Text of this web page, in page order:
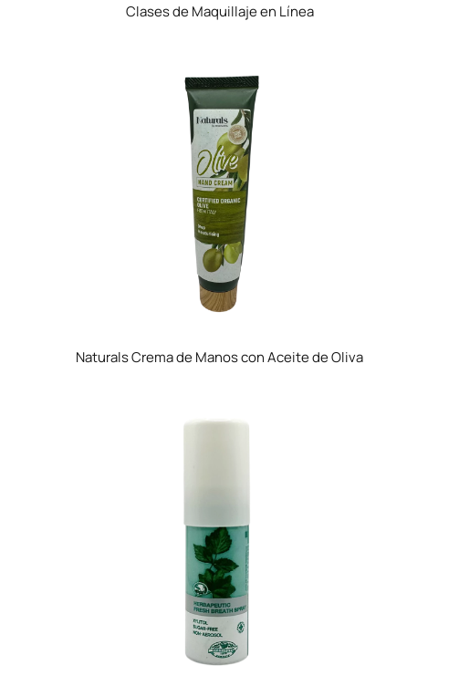
Clases de Maquillaje en Línea
Naturals Crema de Manos con Aceite de Oliva